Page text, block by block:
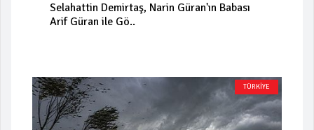
Selahattin Demirtaş, Narin Güran'ın Babası
Arif Güran ile Gö..
TÜRKİYE